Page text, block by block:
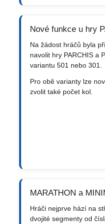
Nové funkce u hry
Na žádost hráčů byla
navolit hry PARCHIS a
variantu 501 nebo 301.
Pro obě varianty lze
zvolit také počet kol.
MARATHON a
Hráči nejprve hází na
dvojité segmenty od